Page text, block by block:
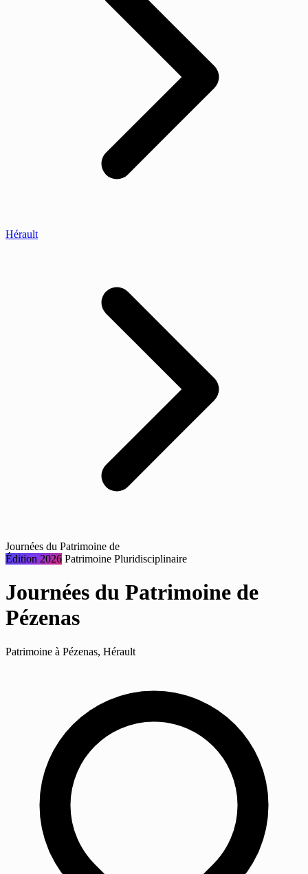
Hérault
Journées du Patrimoine de
Édition 2026 Patrimoine Pluridisciplinaire
Journées du Patrimoine de
Pézenas
Patrimoine à Pézenas, Hérault